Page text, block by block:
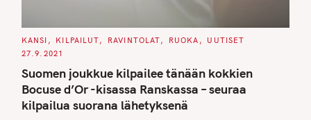
C
T
G
O
R
E
KANSI KILPAILUT RAVINTOLAT RUOKA
UUTISET
27.9.2021
Suomen joukkue kilpailee tänään kokkien
Bocuse d’Or -kisassa Ranskassa – seuraa
kilpailua suorana lähetyksenä